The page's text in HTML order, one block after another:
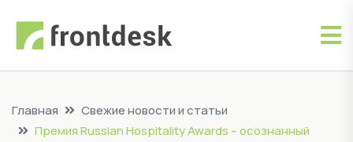
Главная
Свежие новости и статьи
Премия Russian Hospitality Awards – осознанный